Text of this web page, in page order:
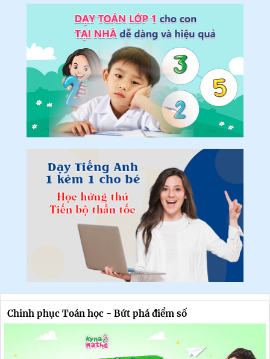
Chinh phục Toán học - Bứt phá điểm số